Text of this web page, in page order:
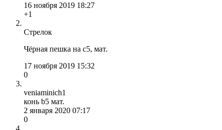
16 ноября 2019 18:27
+1
Стрелок
Чёрная пешка на с5, мат.
17 ноября 2019 15:32
0
veniaminich1
конь b5 мат.
2 января 2020 07:17
0